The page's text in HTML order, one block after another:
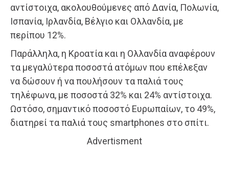
αντίστοιχα, ακολουθούμενες από Δανία, Πολωνία,
Ισπανία, Ιρλανδία, Βέλγιο και Ολλανδία, με
περίπου 12%.
Παράλληλα, η Κροατία και η Ολλανδία αναφέρουν
τα μεγαλύτερα ποσοστά ατόμων που επέλεξαν
να δώσουν ή να πουλήσουν τα παλιά τους
τηλέφωνα, με ποσοστά 32% και 24% αντίστοιχα.
Ωστόσο, σημαντικό ποσοστό Ευρωπαίων, το 49%,
διατηρεί τα παλιά τους smartphones στο σπίτι.
Advertisment